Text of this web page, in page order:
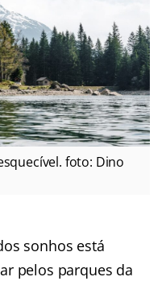
foto: Dino
sonhos está
pelos parques da